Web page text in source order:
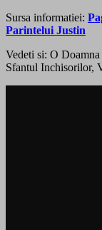
Sursa informatiei:
Parintelui Justin
Vedeti si: O
Sfantul Inchisorilor,